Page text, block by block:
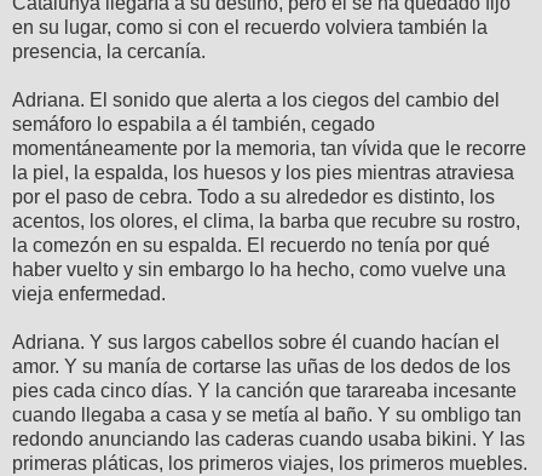
en su lugar, como si con el recuerdo volviera también la
presencia, la cercanía.
Adriana. El sonido que alerta a los ciegos del cambio del
semáforo lo espabila a él también, cegado
momentáneamente por la memoria, tan vívida que le recorre
la piel, la espalda, los huesos y los pies mientras atraviesa
por el paso de cebra. Todo a su alrededor es distinto, los
acentos, los olores, el clima, la barba que recubre su rostro,
la comezón en su espalda. El recuerdo no tenía por qué
haber vuelto y sin embargo lo ha hecho, como vuelve una
vieja enfermedad.
Adriana. Y sus largos cabellos sobre él cuando hacían el
amor. Y su manía de cortarse las uñas de los dedos de los
pies cada cinco días. Y la canción que tarareaba incesante
cuando llegaba a casa y se metía al baño. Y su ombligo tan
redondo anunciando las caderas cuando usaba bikini. Y las
primeras pláticas, los primeros viajes, los primeros muebles.